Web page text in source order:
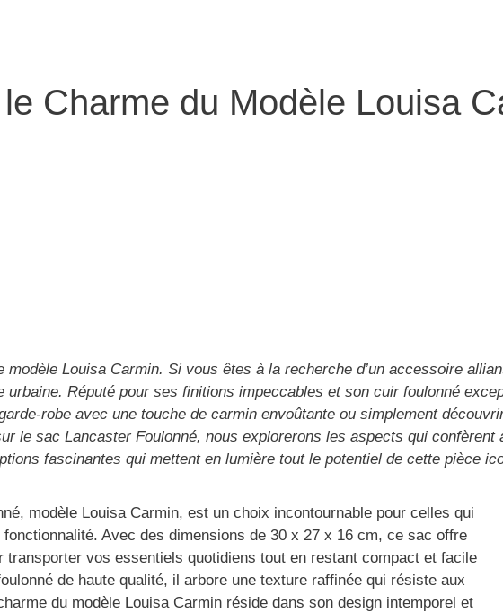
Charme du Modèle Louisa
Louisa Carmin. Si vous êtes à la recherche d’un accessoire
Réputé pour ses finitions impeccables et son cuir foulonné
robe avec une touche de carmin envoûtante ou simplement
sac Lancaster Foulonné, nous explorerons les aspects qui
fascinantes qui mettent en lumière tout le potentiel de cette pièce
modèle Louisa Carmin, est un choix incontournable pour celles qui
Avec des dimensions de 30 x 27 x 16 cm, ce sac offre
transporter vos essentiels quotidiens tout en restant compact et facile
de haute qualité, il arbore une texture raffinée qui résiste aux
du modèle Louisa Carmin réside dans son design intemporel et